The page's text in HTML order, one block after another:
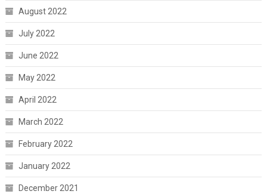
August 2022
July 2022
June 2022
May 2022
April 2022
March 2022
February 2022
January 2022
December 2021